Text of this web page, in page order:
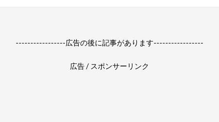
-----------------広告の後に記事があります-----------------
広告 / スポンサーリンク